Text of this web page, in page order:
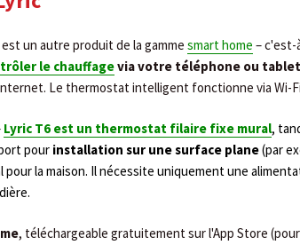
est un autre produit de la gamme smart home – c'est-
le chauffagevia votre téléphone ou
Le thermostat intelligent fonctionne via Wi-
Lyric T6 est un thermostat filaire fixe mural,
pour installation sur une surface plane(par
pour la maison. Il nécessite uniquement une
, téléchargeable gratuitement sur l'App Store